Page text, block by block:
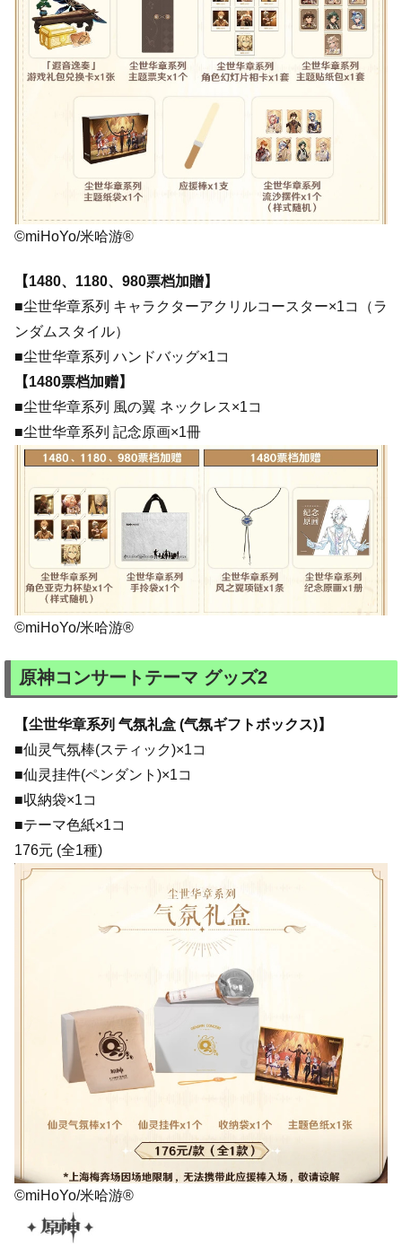
©miHoYo/米哈游®
【1480、1180、980票档加贈】
■尘世华章系列 キャラクターアクリルコースター×1コ（ラ
ンダムスタイル）
■尘世华章系列 ハンドバッグ×1コ
【1480票档加赠】
■尘世华章系列 風の翼 ネックレス×1コ
■尘世华章系列 記念原画×1冊
©miHoYo/米哈游®
原神コンサートテーマ グッズ2
【尘世华章系列 气氛礼盒 (气氛ギフトボックス)】
■仙灵气氛棒(スティック)×1コ
■仙灵挂件(ペンダント)×1コ
■収納袋×1コ
■テーマ色紙×1コ
176元 (全1種)
©miHoYo/米哈游®